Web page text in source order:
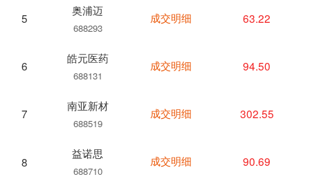
5
奥浦迈
688293
6
皓元医药
688131
7
南亚新材
688519
8
益诺思
688710
成交明细 63.22
成交明细 94.50
成交明细 302.55
成交明细 90.69